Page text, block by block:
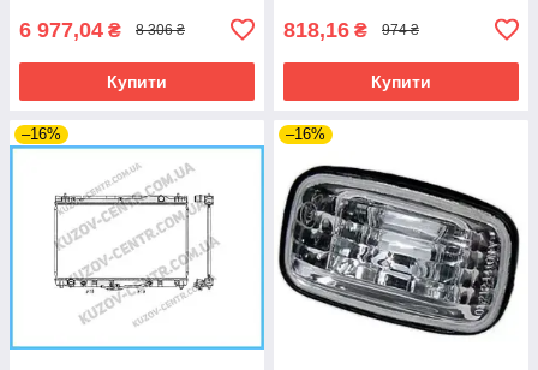
6 977,04 ₴ 8 306 ₴
Купити
818,16 ₴ 974 ₴
Купити
–16% –16%